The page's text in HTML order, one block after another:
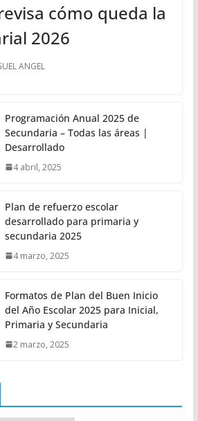
cómo queda la
2026
ANGEL
Programación Anual 2025 de
Secundaria – Todas las áreas |
Desarrollado
4 abril, 2025
Plan de refuerzo escolar
desarrollado para primaria y
secundaria 2025
4 marzo, 2025
Formatos de Plan del Buen Inicio
del Año Escolar 2025 para Inicial,
Primaria y Secundaria
2 marzo, 2025